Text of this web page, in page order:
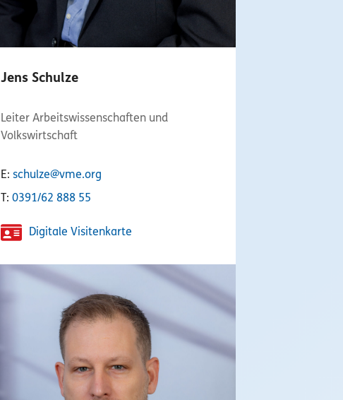
Jens Schulze
Leiter Arbeitswissenschaften und
Volkswirtschaft
E:schulze@vme.org
T:0391/62 888 55
Digitale Visitenkarte